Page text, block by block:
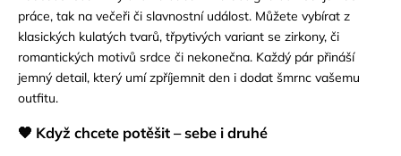
práce, tak na večeři či slavnostní událost. Můžete vybírat z
klasických kulatých tvarů, třpytivých variant se zirkony, či
romantických motivů srdce či nekonečna. Každý pár přináší
jemný detail, který umí zpříjemnit den i dodat šmrnc vašemu
outfitu.
🧡 Když chcete potěšit – sebe i druhé